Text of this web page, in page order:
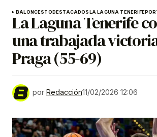
BALONCESTODESTACADOSLA LAGUNA TENERIFE
La Laguna Tenerife
una trabajada
Praga (55-69)
por Redacción11/02/2026 12:06